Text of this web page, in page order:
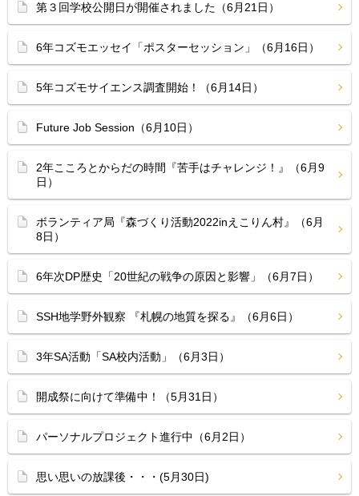
第３回学校公開日が開催されました（6月21日）
6年コズモエッセイ「ポスターセッション」（6月16日）
5年コズモサイエンス調査開始！（6月14日）
Future Job Session（6月10日）
2年こころとからだの時間『苦手はチャレンジ！』（6月9
日）
ボランティア局『森づくり活動2022inえこりん村』（6月
8日）
6年次DP歴史「20世紀の戦争の原因と影響」（6月7日）
SSH地学野外観察 『札幌の地質を探る』（6月6日）
3年SA活動「SA校内活動」（6月3日）
開成祭に向けて準備中！（5月31日）
パーソナルプロジェクト進行中（6月2日）
思い思いの放課後・・・(5月30日)